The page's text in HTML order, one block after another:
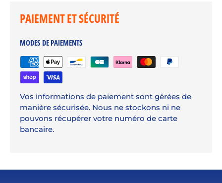
PAIEMENT ET SÉCURITÉ
MODES DE PAIEMENTS
Vos informations de paiement sont gérées de
manière sécurisée. Nous ne stockons ni ne
pouvons récupérer votre numéro de carte
bancaire.